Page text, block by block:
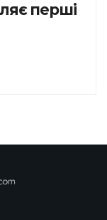
перші